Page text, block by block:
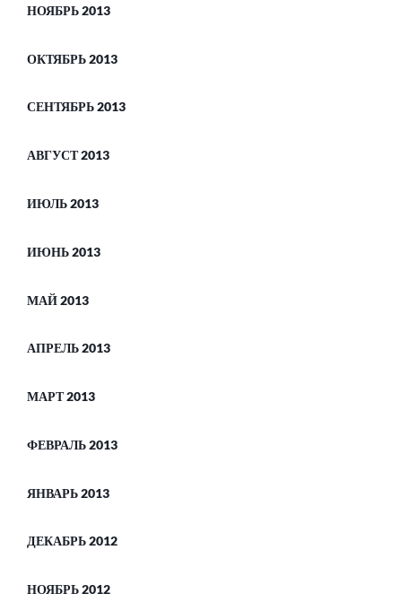
НОЯБРЬ 2013
ОКТЯБРЬ 2013
СЕНТЯБРЬ 2013
АВГУСТ 2013
ИЮЛЬ 2013
ИЮНЬ 2013
МАЙ 2013
АПРЕЛЬ 2013
МАРТ 2013
ФЕВРАЛЬ 2013
ЯНВАРЬ 2013
ДЕКАБРЬ 2012
НОЯБРЬ 2012